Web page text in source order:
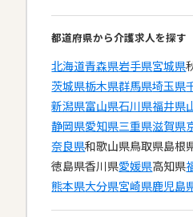
都道府県から介護求人を探す
北海道青森県岩手県宮城県
茨城県栃木県群馬県埼玉県
新潟県富山県石川県福井県
静岡県愛知県三重県滋賀県
奈良県和歌山県鳥取県島根
徳島県香川県愛媛県高知県
熊本県大分県宮崎県鹿児島